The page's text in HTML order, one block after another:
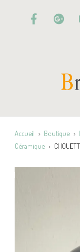
Accueil Boutique
Céramique